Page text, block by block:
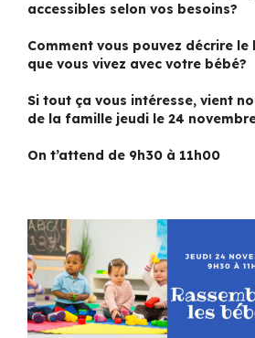
accessibles selon vos besoins?
Comment vous pouvez décrire le
que vous vivez avec votre bébé?
Si tout ça vous intéresse, vient
de la famille jeudi le 24
On t’attend de 9h30 à 11h00